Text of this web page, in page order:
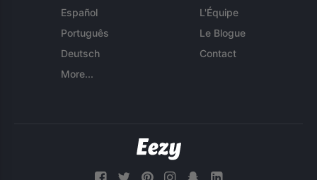
Español
Português
Deutsch
More...
L'Équipe
Le Blogue
Contact